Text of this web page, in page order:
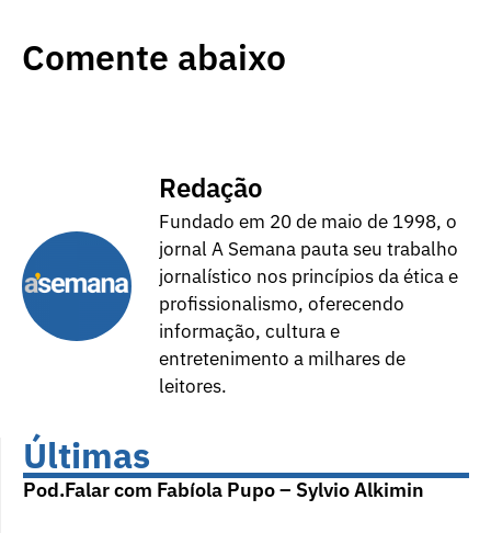
Comente abaixo
Redação
Fundado em 20 de maio de 1998, o
jornal A Semana pauta seu trabalho
jornalístico nos princípios da ética e
profissionalismo, oferecendo
informação, cultura e
entretenimento a milhares de
leitores.
Últimas
Pod.Falar com Fabíola Pupo – Sylvio Alkimin